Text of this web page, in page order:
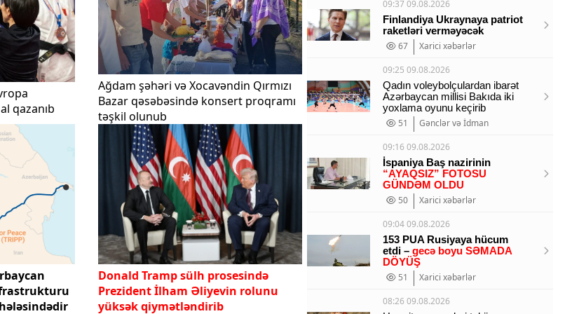
qazanıb
Ağdam şəhəri və Xocavəndin Qırmızı
Bazar qəsəbəsində konsert proqramı
təşkil olunub
Donald Tramp sülh prosesində
Prezident İlham Əliyevin rolunu
yüksək qiymətləndirib
09:37 09.08.2026
Finlandiya Ukraynaya patriot
raketləri verməyəcək
67
Xarici xəbərlər
09:25 09.08.2026
Qadın voleybolçulardan ibarət
Azərbaycan millisi Bakıda iki
yoxlama oyunu keçirib
51
Gənclər və İdman
09:16 09.08.2026
İspaniya Baş nazirinin
“AYAQSIZ” FOTOSU
GÜNDƏM OLDU
50
Xarici xəbərlər
09:04 09.08.2026
153 PUA Rusiyaya hücum
etdi – gecə boyu SƏMADA
DÖYÜŞ
51
Xarici xəbərlər
08:26 09.08.2026